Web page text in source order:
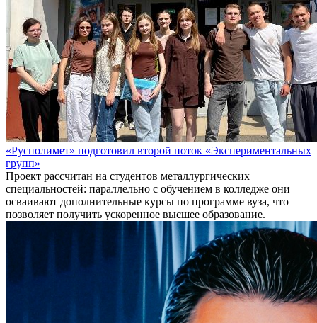
«Русполимет» подготовил второй поток «Экспериментальных
групп»
Проект рассчитан на студентов металлургических
специальностей: параллельно с обучением в колледже они
осваивают дополнительные курсы по программе вуза, что
позволяет получить ускоренное высшее образование.